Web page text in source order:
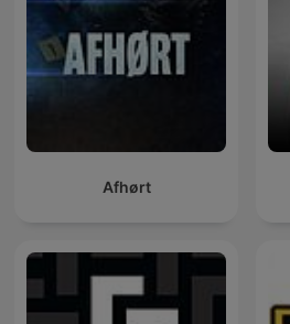
Afhørt